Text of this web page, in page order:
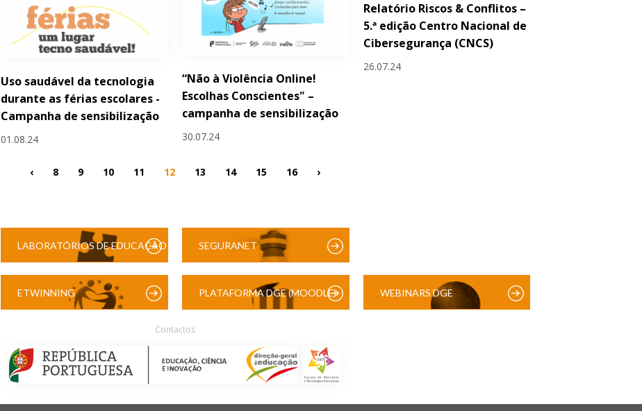
Uso saudável da tecnologia
durante as férias escolares -
Campanha de sensibilização
01.08.24
“Não à Violência Online!
Escolhas Conscientes" –
campanha de sensibilização
30.07.24
Relatório Riscos & Conflitos –
5.ª edição Centro Nacional de
Cibersegurança (CNCS)
26.07.24
‹ 8 9 10 11 12 13 14 15 16 ›
LABORATÓRIOS DE EDUCAÇÃO SEGURANET
ETWINNING PLATAFORMA DGE (MOODLE) WEBINARS DGE
Contactos